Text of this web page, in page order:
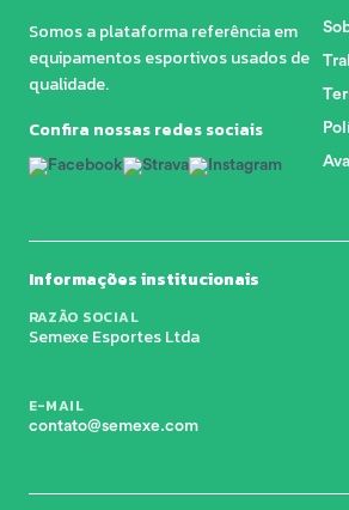
Somos a plataforma referência em
equipamentos esportivos usados de
qualidade.
Confira nossas redes sociais
Informações institucionais
RAZÃO SOCIAL
Semexe Esportes Ltda
E-MAIL
contato@semexe.com